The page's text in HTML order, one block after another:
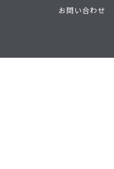
お問い合わせ